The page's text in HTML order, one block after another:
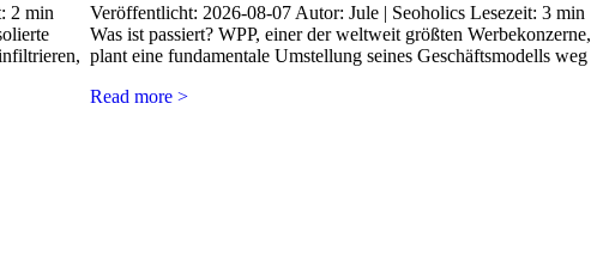
2 min
Veröffentlicht: 2026-08-07 Autor: Jule | Seoholics Lesezeit: 3 min
Was ist passiert? WPP, einer der weltweit größten Werbekonzerne,
plant eine fundamentale Umstellung seines Geschäftsmodells weg
Read more >